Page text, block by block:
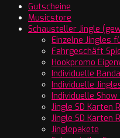
Gutscheine
Musicstore
Schausteller Jingle
Einzelne Jingles
Fahrgeschäft
Hookpromo
Individuelle
Individuelle
Individuelle Show
Jingle SD Karten
Jingle SD Karten
Jinglepakete